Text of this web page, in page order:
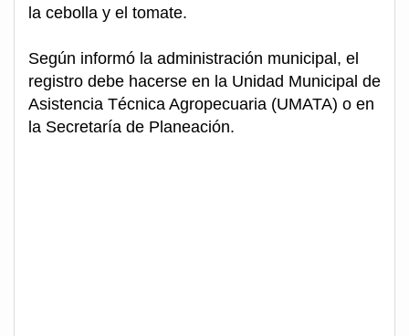
la cebolla y el tomate.
Según informó la administración municipal, el
registro debe hacerse en la Unidad Municipal de
Asistencia Técnica Agropecuaria (UMATA) o en
la Secretaría de Planeación.